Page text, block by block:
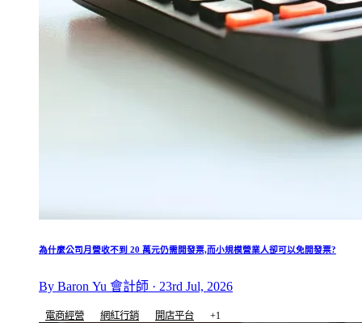
為什麼公司月營收不到 20 萬元仍需開發票,而小規模營業人卻可以免開發票?
By Baron Yu 會計師 · 23rd Jul, 2026
電商經營 網紅行銷 開店平台 +1